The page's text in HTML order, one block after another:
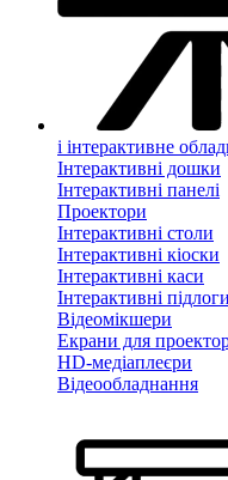
і інтерактивне
Інтерактивні дошки
Інтерактивні панелі
Проектори
Інтерактивні столи
Інтерактивні кіоски
Інтерактивні каси
Інтерактивні підлоги
Відеомікшери
Екрани для
HD-медіаплеєри
Відеообладнання